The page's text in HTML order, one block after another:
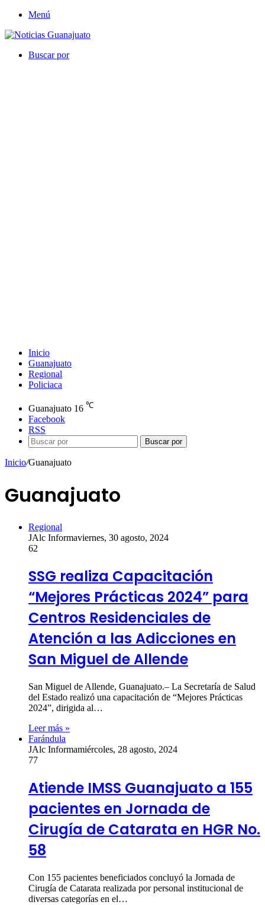
Menú
Buscar por
Inicio
Guanajuato
Regional
Policiaca
Guanajuato 16 ℃
Facebook
RSS
Buscar por
Inicio/Guanajuato
Guanajuato
Regional
JAlc Informaviernes, 30 agosto, 2024
62
SSG realiza Capacitación
“Mejores Prácticas 2024” para
Centros Residenciales de
Atención a las Adicciones en
San Miguel de Allende
San Miguel de Allende, Guanajuato.– La Secretaría de Salud
del Estado realizó una capacitación de “Mejores Prácticas
2024”, dirigida al…
Leer más »
Farándula
JAlc Informamiércoles, 28 agosto, 2024
77
Atiende IMSS Guanajuato a 155
pacientes en Jornada de
Cirugía de Catarata en HGR No.
58
Con 155 pacientes beneficiados concluyó la Jornada de
Cirugía de Catarata realizada por personal institucional de
diversas categorías en el…